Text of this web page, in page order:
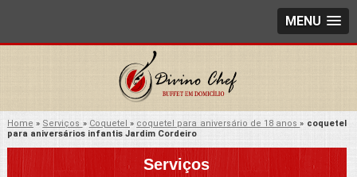
MENU
Home » Serviços » Coquetel » coquetel para aniversário de 18 anos» coquetel
para aniversários infantis Jardim Cordeiro
Serviços